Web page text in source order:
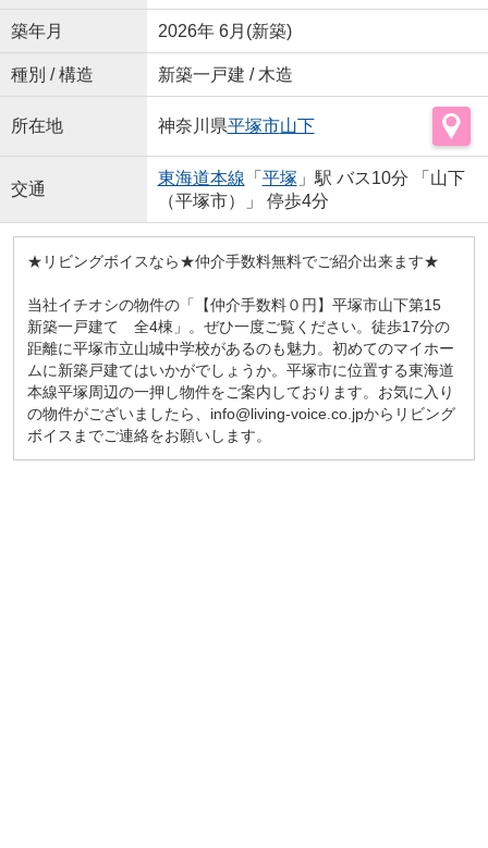
築年月 2026年 6月(新築)
種別 / 構造 新築一戸建 / 木造
所在地 神奈川県平塚市山下
交通
東海道本線 「 平塚 」駅 バス10分 「山下
（平塚市）」 停歩4分
★リビングボイスなら★仲介手数料無料でご紹介出来ます★
当社イチオシの物件の「【仲介手数料０円】平塚市山下第15
新築一戸建て 全4棟」。ぜひ一度ご覧ください。徒歩17分の
距離に平塚市立山城中学校があるのも魅力。初めてのマイホー
ムに新築戸建てはいかがでしょうか。平塚市に位置する東海道
本線平塚周辺の一押し物件をご案内しております。お気に入り
の物件がございましたら、info@living-voice.co.jpからリビング
ボイスまでご連絡をお願いします。